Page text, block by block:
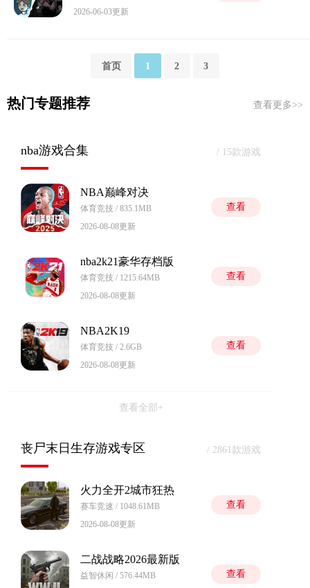
2026-06-03更新
首页 1 2 3
热门专题推荐 查看更多>>
nba游戏合集 / 15款游戏
NBA巅峰对决
体育竞技 / 835.1MB
2026-08-08更新
查看
nba2k21豪华存档版
体育竞技 / 1215.64MB
2026-08-08更新
查看
NBA2K19
体育竞技 / 2.6GB
2026-08-08更新
查看
查看全部+
丧尸末日生存游戏专区 / 2861款游戏
火力全开2城市狂热
赛车竞速 / 1048.61MB
2026-08-08更新
查看
二战战略2026最新版
益智休闲 / 576.44MB
查看